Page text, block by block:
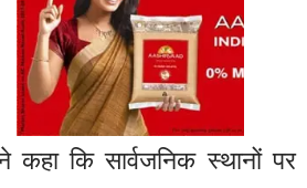
कहा कि सार्वजनिक स्थानों पर